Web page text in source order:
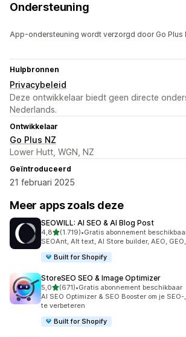
Ondersteuning
App-ondersteuning wordt verzorgd door Go Plus
Hulpbronnen
Privacybeleid
Deze ontwikkelaar biedt geen directe
Nederlands.
Ontwikkelaar
Go Plus NZ
Lower Hutt, WGN, NZ
Geïntroduceerd
21 februari 2025
Meer apps zoals deze
SEOWILL: AI SEO & AI Blog Post
4,8van 5 sterren
(1.719)
1719 recensies in totaal
•Gratis abonnement
SEOAnt, Alt text, AI Store builder, AEO,
Built for Shopify
StoreSEO SEO & Image Optimizer
5,0van 5 sterren
(671)
671 recensies in totaal
•Gratis abonnement beschikbaar
AI SEO Optimizer & SEO Booster om je
te verbeteren
Built for Shopify